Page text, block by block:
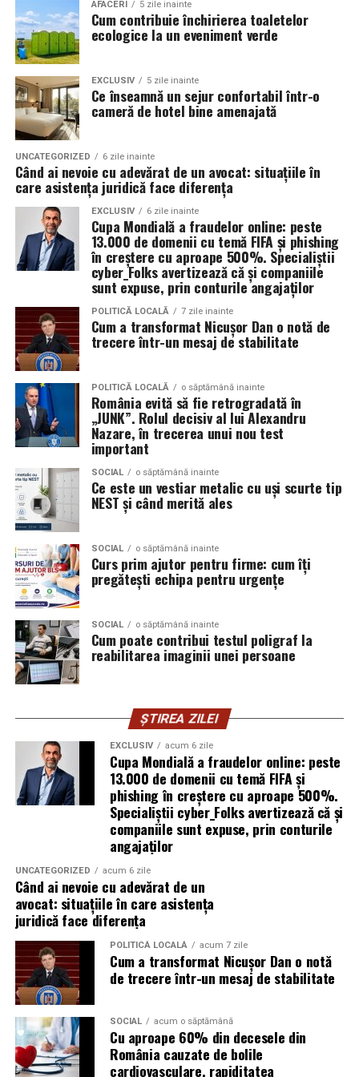
Valoarea 30 indică comportamentul uleiului la
temperatura normală de funcționare a motorului.
Rezultatul este un echilibru foarte bun între protecție și
economie de combustibil.
Pentru ce motoare este recomandat Ravenol VMP
USVO 5W30?
Tipul deulei de motor Ravenol
recomandat pentru numeroase motoare moderne care
necesită un ulei 5W30 cu aprobări OEM specifice.
În funcție de specificațiile constructorului, poate fi
utilizat pe vehicule ale unor mărci precum:
Mercedes-Benz;
Volkswagen;
Audi;
Skoda;
Seat;
Porsche;
Opel;
Ford;
Renault și altele.
Compatibilitatea exactă trebuie verificată întotdeauna
în manualul vehiculului sau în documentația tehnică a
producătorului.
Este potrivit pentru motoarele diesel?
Da.
motoare diesel moderne.
Avantaje:
compatibilitate cu DPF;
protecție pentru turbocompresor;
reducerea depunerilor;
stabilitate la temperaturi ridicate;
protecție împotriva uzurii.
Aceste caracteristici îl recomandă pentru utilizarea pe
numeroase motoare diesel Euro 5 și Euro 6.
Este potrivit pentru motoarele pe benzină?
Da.
Motoarele moderne pe benzină solicită intens uleiul, în
special cele echipate cu:
În plus, prin alegerea facilităților ecologice,
organizatorii unui eveniment pot reduce semnificativ
impactul negativ asupra mediului în comparație cu
soluțiile tradiționale, care sunt mult mai dăunătoare
pentru natură. Astfel, toaletele ecologice contribuie la
promovarea unui comportament responsabil din punct
de vedere ecologic și ajută la protejarea resurselor
naturale.
Impactul pozitiv asupra imaginii evenimentului
Alegerea unor soluții ecologice, precum tipul ecologic
de toaletă, poate aduce beneficii semnificative imaginii
unui eveniment. Într-o eră în care participanții devin din
ce în ce mai conștienți de problemele de mediu,
organizatorii care aleg să adopte soluții sustenabile, cum
ar fi închirierea toaletelor din gama ecologică, pot
câștiga aprecierea publicului.
Aceasta nu doar că îmbunătățește percepția față de
eveniment, dar poate și atrage mai mulți participanți
care sunt interesați de susținerea unor cauze ecologice.
Promovând un eveniment “verde”, organizatorii pot
atrage atenția asupra angajamentului față de protejarea
mediului și față de responsabilitatea socială.
Participanții vor aprecia cu siguranță faptul că
organizatorii au ales să adopte soluții care protejează
natura. De asemenea, acest lucru poate contribui la
creșterea reputației evenimentului și la creșterea
numărului de participanți în edițiile viitoare.
Confortul participanților
Deși un eveniment verde presupune economii de costuri
și un impact pozitiv asupra mediului, nu trebuie să se
facă compromisuri în ceea ce privește confortul
pentru a oferi un nivel ridicat de confort, similar celor
tradiționale.
Aceste toalete sunt echipate cu ventilație
corespunzătoare pentru a preveni mirosurile neplăcute
și pot include facilități suplimentare, cum ar fi iluminare
solară sau podele antiderapante. De asemenea, multe
facilități ecologice sunt echipate cu sisteme moderne de
curățare și întreținere, astfel încât igiena să fie mereu la
un nivel ridicat.
În plus, o toaletă ecologică este foarte ușor de
amplasat, ceea ce înseamnă că aceste toalete pot fi
plasate strategic în locații convenabile pentru
participanți, fără a afecta fluxul evenimentului.
Încurajarea comportamentului responsabil al
participanților
Un alt beneficiu important al închirierii categoriei de
AFACERI 5 zile inainte
Cum contribuie închirierea toaletelor
ecologice la un eveniment verde
EXCLUSIV 5 zile inainte
Ce înseamnă un sejur confortabil într-o
cameră de hotel bine amenajată
UNCATEGORIZED 6 zile inainte
Când ai nevoie cu adevărat de un avocat: situațiile în
care asistența juridică face diferența
EXCLUSIV 6 zile inainte
Cupa Mondială a fraudelor online: peste
13.000 de domenii cu temă FIFA și phishing
în creștere cu aproape 500%. Specialiștii
cyber_Folks avertizează că și companiile
sunt expuse, prin conturile angajaților
POLITICĂ LOCALĂ 7 zile inainte
Cum a transformat Nicușor Dan o notă de
trecere într-un mesaj de stabilitate
POLITICĂ LOCALĂ o săptămână inainte
România evită să fie retrogradată în
„JUNK”. Rolul decisiv al lui Alexandru
Nazare, în trecerea unui nou test
important
SOCIAL o săptămână inainte
Ce este un vestiar metalic cu uși scurte tip
NEST și când merită ales
SOCIAL o săptămână inainte
Curs prim ajutor pentru firme: cum îți
pregătești echipa pentru urgențe
SOCIAL o săptămână inainte
Cum poate contribui testul poligraf la
reabilitarea imaginii unei persoane
ȘTIREA ZILEI
EXCLUSIV acum 6 zile
Cupa Mondială a fraudelor online: peste
13.000 de domenii cu temă FIFA și
phishing în creștere cu aproape 500%.
Specialiștii cyber_Folks avertizează că și
companiile sunt expuse, prin conturile
angajaților
UNCATEGORIZED acum 6 zile
Când ai nevoie cu adevărat de un
avocat: situațiile în care asistența
juridică face diferența
POLITICĂ LOCALĂ acum 7 zile
Cum a transformat Nicușor Dan o notă
de trecere într-un mesaj de stabilitate
SOCIAL acum o săptămână
Cu aproape 60% din decesele din
România cauzate de bolile
cardiovasculare, rapiditatea